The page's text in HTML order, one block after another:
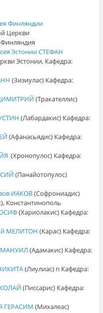
Финляндии
Церкви
Эстонии СТЕФАН
Эстонии, Кафедра:
(Зизиулас) Кафедра:
ДИМИТРИЙ(Тракателлис)
(Лабардакис) Кафедра:
(Афанасьядис) Кафедра:
(Хронопулос) Кафедра:
(Панайотопулос)
ИАКОВ(Софрониадис)
Константинополь
(Хариолакис) Кафедра:
МЕЛИТОН (Карас) Кафедра:
(Адамакис) Кафедра:
(Лиулиас) n Кафедра:
(Писсарис) Кафедра:
ГЕРАСИМ (Михалеас)